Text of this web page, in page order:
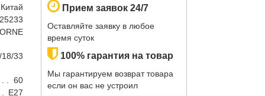
Китай
33
60
E27
Прием заявок 24/7
Оставляйте заявку в любое
время суток
100% гарантия на товар
Мы гарантируем возврат товара
если он вас не устроил